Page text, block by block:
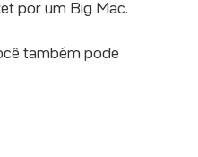
por um Big Mac.
também pode